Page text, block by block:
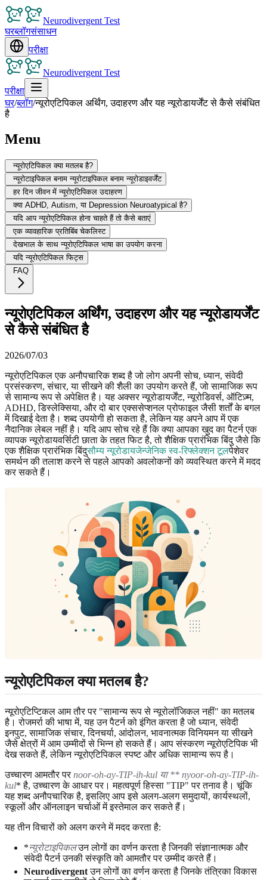
Neurodivergent Test
घरब्लॉगसंसाधन
परीक्षा
Neurodivergent Test
परीक्षा
घर/ब्लॉग/न्यूरोएटिपिकल अर्थिंग, उदाहरण और यह न्यूरोडायर्जेंट से कैसे संबंधित
है
Menu
न्यूरोएटिपिकल क्या मतलब है?
न्यूरोटाइपिकल बनाम न्यूरोटाइपिकल बनाम न्यूरोडाइवर्जेंट
हर दिन जीवन में न्यूरोएटिपिकल उदाहरण
क्या ADHD, Autism, या Depression Neuroatypical है?
यदि आप न्यूरोएटिपिकल होना चाहते हैं तो कैसे बताएं
एक व्यावहारिक प्रतिबिंब चेकलिस्ट
देखभाल के साथ न्यूरोएटिपिकल भाषा का उपयोग करना
यदि न्यूरोएटिपिकल फिट्स
FAQ
न्यूरोएटिपिकल अर्थिंग, उदाहरण और यह न्यूरोडायर्जेंट
से कैसे संबंधित है
2026/07/03
न्यूरोएटिपिकल एक अनौपचारिक शब्द है जो लोग अपनी सोच, ध्यान, संवेदी
प्रसंस्करण, संचार, या सीखने की शैली का उपयोग करते हैं, जो सामाजिक रूप
से सामान्य रूप से अपेक्षित है। यह अक्सर न्यूरोडायर्जेंट, न्यूरोडिवर्स, ऑटिज़्म,
ADHD, डिस्लेक्सिया, और दो बार एक्ससेप्शनल प्रोफाइल जैसी शर्तों के बगल
में दिखाई देता है। शब्द उपयोगी हो सकता है, लेकिन यह अपने आप में एक
नैदानिक लेबल नहीं है। यदि आप सोच रहे हैं कि क्या आपका खुद का पैटर्न एक
व्यापक न्यूरोडायवर्सिटी छाता के तहत फिट है, तो शैक्षिक प्रारंभिक बिंदु जैसे कि
एक शैक्षिक प्रारंभिक बिंदुसौम्य न्यूरोडायजेन्जेनिक स्व-रिफ्लेक्शन टूलपेशेवर
समर्थन की तलाश करने से पहले आपको अवलोकनों को व्यवस्थित करने में मदद
कर सकते हैं।
न्यूरोएटिपिकल क्या मतलब है?
न्यूरोएटिप्टिकल आम तौर पर "सामान्य रूप से न्यूरोलॉजिकल नहीं" का मतलब
है। रोजमर्रा की भाषा में, यह उन पैटर्न को इंगित करता है जो ध्यान, संवेदी
इनपुट, सामाजिक संचार, दिनचर्या, आंदोलन, भावनात्मक विनियमन या सीखने
जैसे क्षेत्रों में आम उम्मीदों से भिन्न हो सकते हैं। आप संस्करण न्यूरोएटिपिक भी
देख सकते हैं, लेकिन न्यूरोएटिपिकल स्पष्ट और अधिक सामान्य रूप है।
उच्चारण आमतौर परnoor-oh-ay-TIP-ih-kul या ** nyoor-oh-ay-TIP-ih-
kul* है, उच्चारण के आधार पर। महत्वपूर्ण हिस्सा "TIP" पर तनाव है। चूंकि
यह शब्द अनौपचारिक है, इसलिए आप इसे अलग-अलग समुदायों, कार्यस्थलों,
स्कूलों और ऑनलाइन चर्चाओं में इस्तेमाल कर सकते हैं।
यह तीन विचारों को अलग करने में मदद करता है:
*न्यूरोटाइपिकलउन लोगों का वर्णन करता है जिनकी संज्ञानात्मक और
संवेदी पैटर्न उनकी संस्कृति को आमतौर पर उम्मीद करते हैं।
Neurodivergentउन लोगों का वर्णन करता है जिनके तंत्रिका विकास